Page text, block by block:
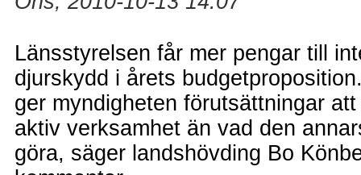
Länsstyrelsen får mer pengar till
djurskydd i årets
ger myndigheten förutsättningar
aktiv verksamhet än vad den
göra, säger landshövding Bo